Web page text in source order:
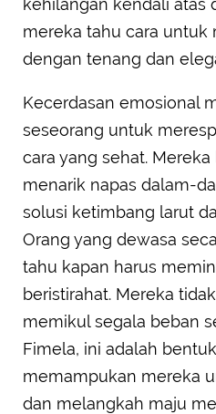
kehilangan kendali atas
mereka tahu cara untuk
dengan tenang dan
Kecerdasan emosional
seseorang untuk
cara yang sehat.
menarik napas dalam-
solusi ketimbang larut
Orang yang dewasa
tahu kapan harus
beristirahat. Mereka
memikul segala beban
Fimela, ini adalah
memampukan mereka
dan melangkah maju